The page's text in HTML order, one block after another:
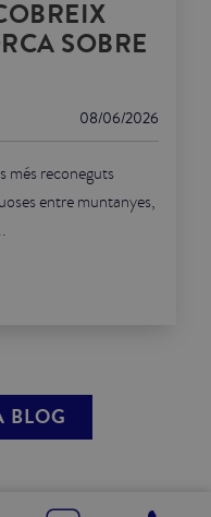
SOBRE
08/06/2026
més reconeguts
entre muntanyes,
BLOG